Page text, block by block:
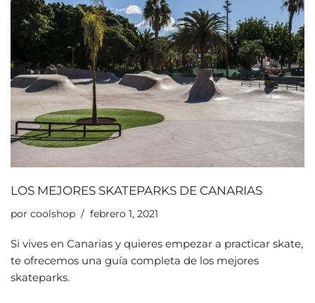
LOS MEJORES SKATEPARKS DE CANARIAS
por coolshop febrero 1, 2021
Si vives en Canarias y quieres empezar a practicar skate,
te ofrecemos una guía completa de los mejores
skateparks.